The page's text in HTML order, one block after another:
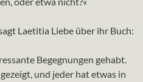
Laetitia Liebe über ihr Buch:
Begegnungen gehabt.
und jeder hat etwas in